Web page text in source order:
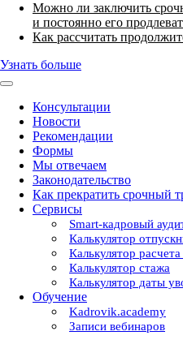
Можно ли заключить
и постоянно его
Как рассчитать
Узнать больше
Консультации
Новости
Рекомендации
Формы
Мы отвечаем
Законодательство
Как прекратить срочный
Сервисы
Smart-кадровый
Калькулятор
Калькулятор
Калькулятор стажа
Калькулятор даты
Обучение
Kadrovik.academy
Записи вебинаров